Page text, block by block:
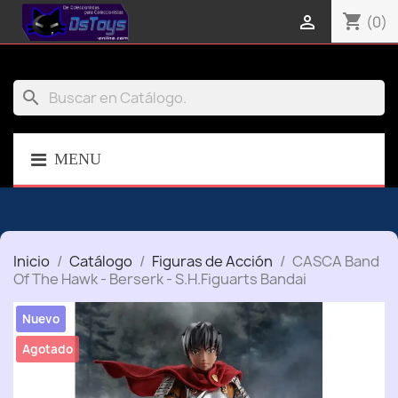
shopping_cart (0)

search
MENU
Inicio Catálogo Figuras de Acción
CASCA Band
Of The Hawk - Berserk - S.H.Figuarts Bandai
Nuevo
Agotado